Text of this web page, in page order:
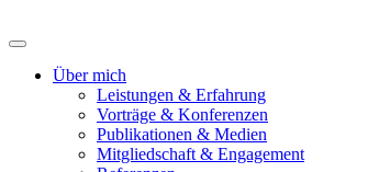
Über mich
Leistungen & Erfahrung
Vorträge & Konferenzen
Publikationen & Medien
Mitgliedschaft & Engagement